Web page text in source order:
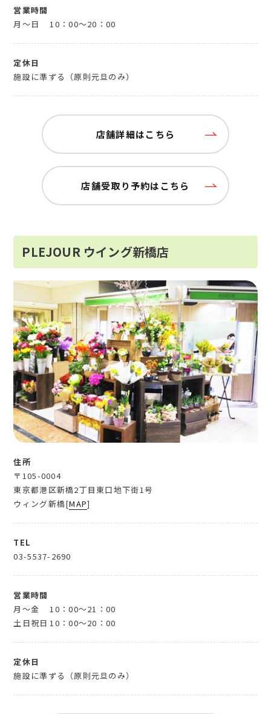
営業時間
月～日
10：00～20：00
定休日
施設に準ずる（原則元旦のみ）
店舗詳細はこちら
店舗受取り予約はこちら
PLEJOUR ウイング新橋店
住所
〒105-0004
東京都港区新橋2丁目東口地下街1号
ウィング新橋[MAP]
TEL
03-5537-2690
営業時間
月～金
10：00～21：00
土日祝日 10：00～20：00
定休日
施設に準ずる（原則元旦のみ）